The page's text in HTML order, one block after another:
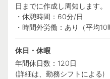
日までに作成し周知します。
・休憩時間：60分/日
・時間外労働：あり（平均10
休日・休暇
年間休日数：120日
(詳細は、勤務シフトによる)